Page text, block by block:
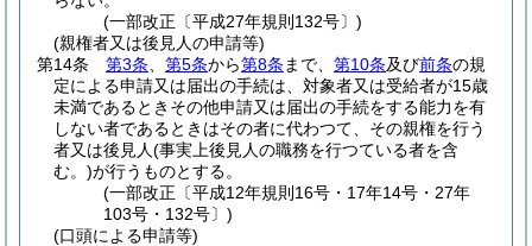
(一部改正〔平成27年規則132号〕)
(親権者又は後見人の申請等)
第14条
第3条 第5条から第8条 まで、 第10条及び前条の規
定による申請又は届出の手続は、対象者又は受給者が15歳
未満であるときその他申請又は届出の手続をする能力を有
しない者であるときはその者に代わつて、その親権を行う
者又は後見人(事実上後見人の職務を行つている者を含
む。)が行うものとする。
(一部改正〔平成12年規則16号・17年14号・27年
103号・132号〕)
(口頭による申請等)